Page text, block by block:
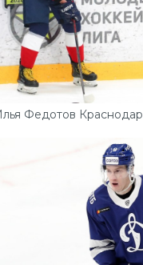
Федотов Краснодар